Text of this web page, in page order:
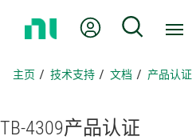
页
我的账户 搜索
主页 技术支持 文档 产品认证
TB-4309产品认证